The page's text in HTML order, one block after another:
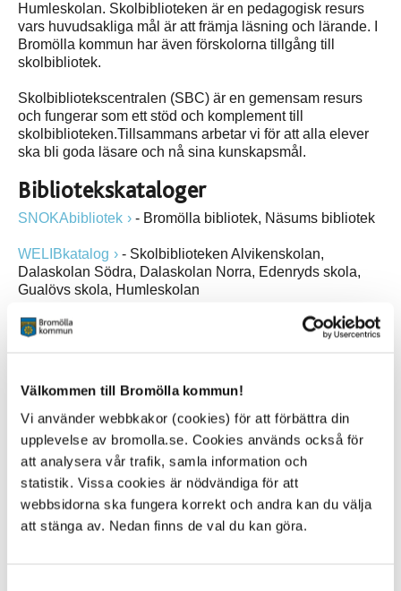
Välkommen till Bromölla kommun!
Vi använder webbkakor (cookies) för att förbättra din
upplevelse av bromolla.se. Cookies används också för
att analysera vår trafik, samla information och
statistik. Vissa cookies är nödvändiga för att
webbsidorna ska fungera korrekt och andra kan du välja
att stänga av. Nedan finns de val du kan göra.
Humleskolan. Skolbiblioteken är en pedagogisk resurs
vars huvudsakliga mål är att främja läsning och lärande. I
Bromölla kommun har även förskolorna tillgång till
skolbibliotek.
Skolbibliotekscentralen (SBC) är en gemensam resurs
och fungerar som ett stöd och komplement till
skolbiblioteken.Tillsammans arbetar vi för att alla elever
ska bli goda läsare och nå sina kunskapsmål.
Bibliotekskataloger
SNOKAbibliotek - Bromölla bibliotek, Näsums bibliotek
WELIBkatalog
- Skolbiblioteken Alvikenskolan,
Dalaskolan Södra, Dalaskolan Norra, Edenryds skola,
Gualövs skola, Humleskolan
Bookpool SCB (pdf) - Skolbibliotekscentralen
Kontakt
Skolbibliotekscentralen
0456-82 22 55
skolbibliotekscentralen@bromolla.se